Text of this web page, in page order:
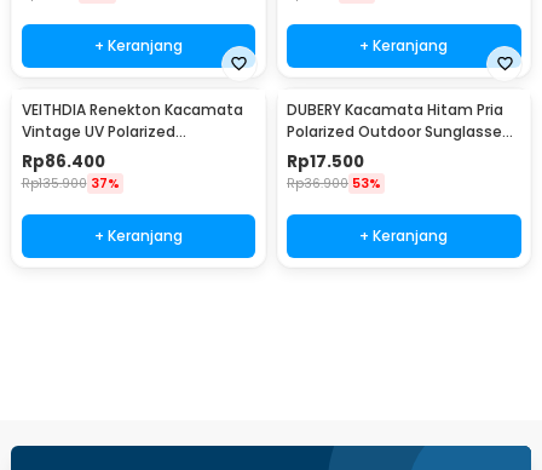
+ Keranjang + Keranjang
VEITHDIA Renekton Kacamata
Vintage UV Polarized
Sunglasses - 2462
Rp86.400
Rp135.900 37%
+ Keranjang
DUBERY Kacamata Hitam Pria
Polarized Outdoor Sunglasses
- D731-04
Rp17.500
Rp36.900 53%
+ Keranjang